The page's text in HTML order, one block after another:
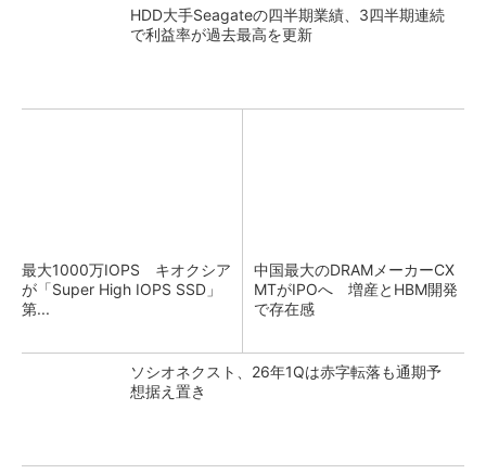
HDD大手Seagateの四半期業績、3四半期連続
で利益率が過去最高を更新
最大1000万IOPS キオクシア
が「Super High IOPS SSD」
第...
中国最大のDRAMメーカーCX
MTがIPOへ 増産とHBM開発
で存在感
ソシオネクスト、26年1Qは赤字転落も通期予
想据え置き